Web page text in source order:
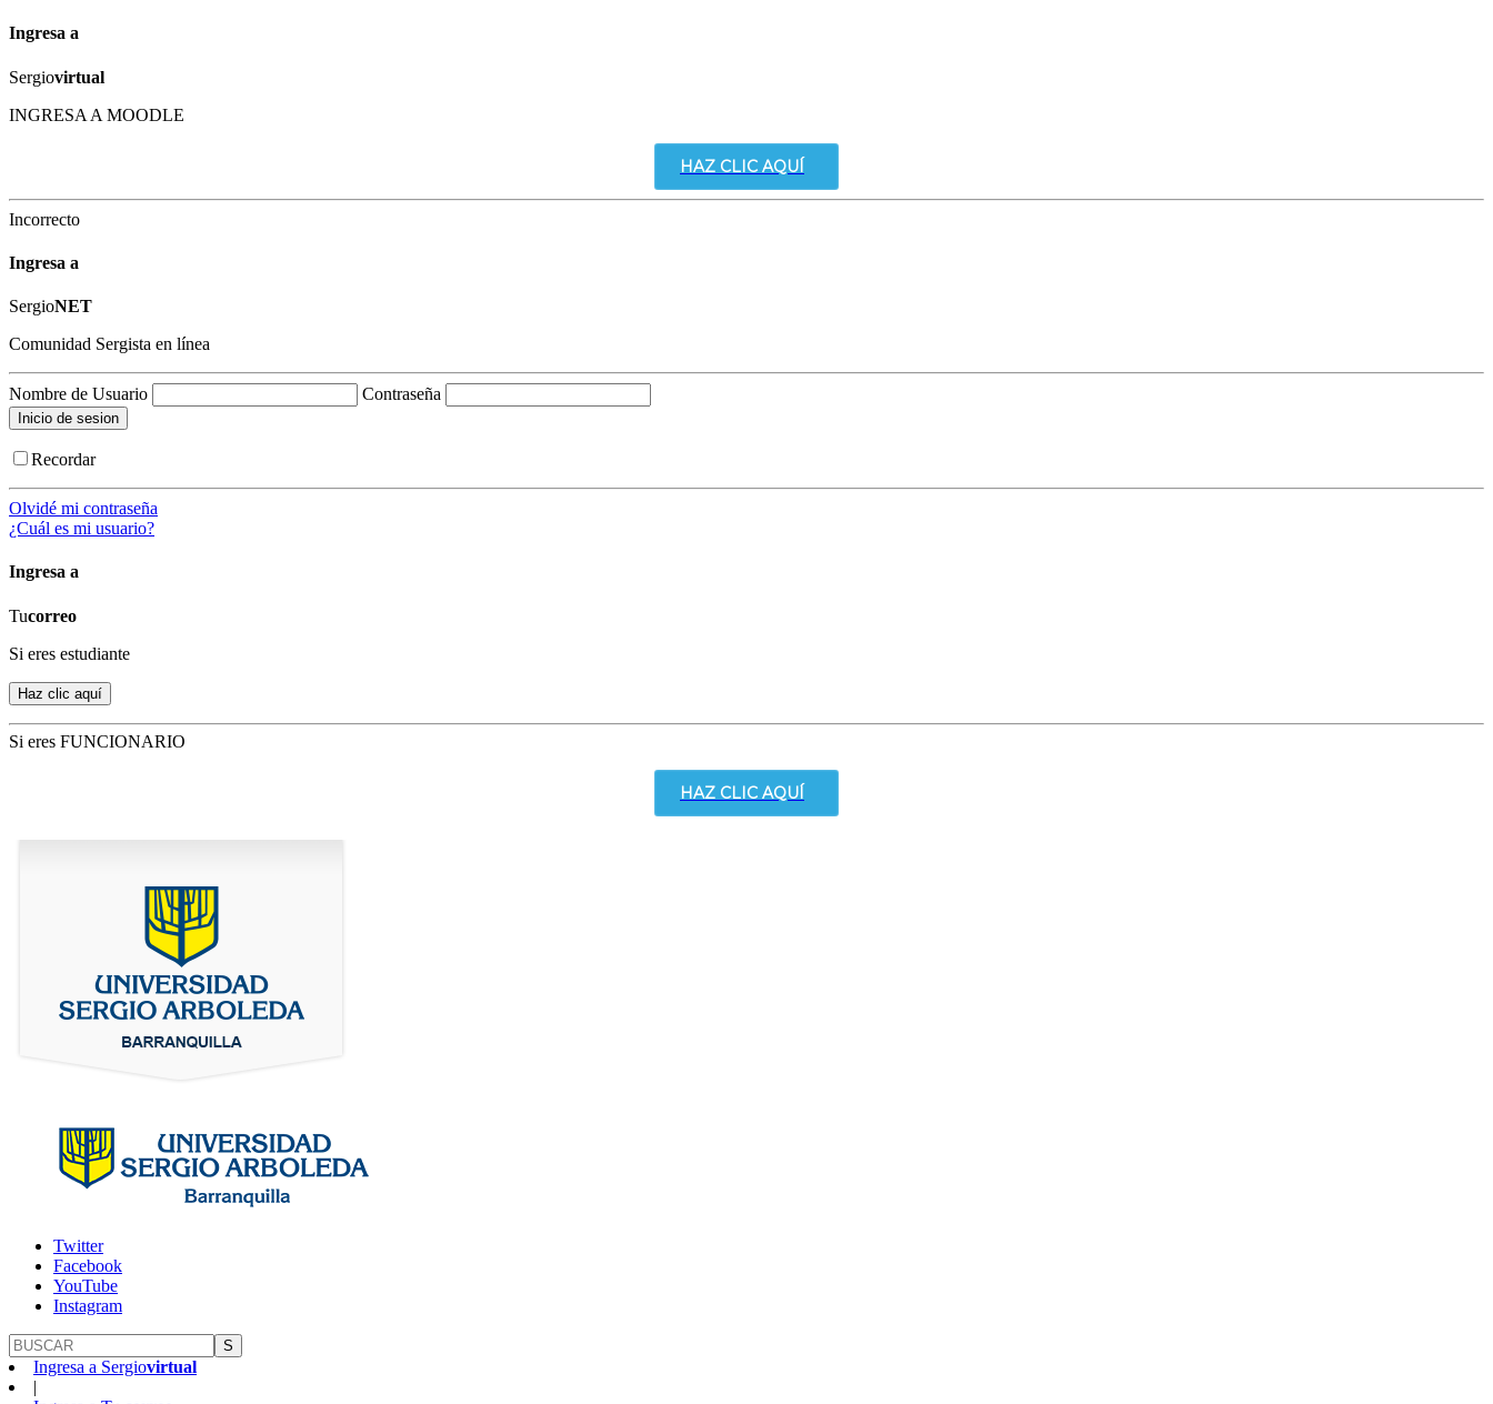
Ingresa a
Sergiovirtual
INGRESA A MOODLE
HAZ CLIC AQUÍ
Incorrecto
Ingresa a
SergioNET
Comunidad Sergista en línea
Nombre de Usuario Contraseña
Recordar
Olvidé mi contraseña
¿Cuál es mi usuario?
Ingresa a
Tucorreo
Si eres estudiante
Si eres FUNCIONARIO
HAZ CLIC AQUÍ
Twitter
Facebook
YouTube
Instagram
S
Ingresa a Sergiovirtual